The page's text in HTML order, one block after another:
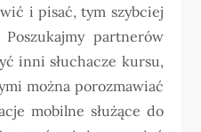
i pisać, tym szybciej
partnerów
inni słuchacze kursu,
można porozmawiać
mobilne służące do